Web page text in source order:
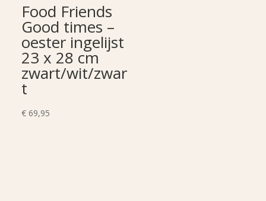
Food Friends
Good times –
oester ingelijst
23 x 28 cm
zwart/wit/zwar
t
€ 69,95